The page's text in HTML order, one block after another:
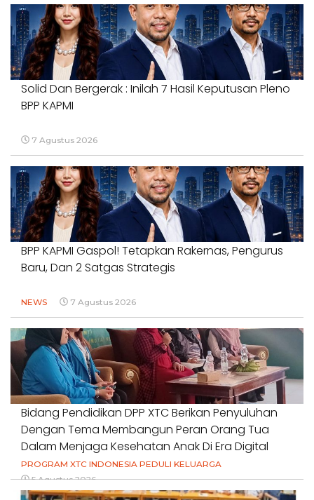
Solid Dan Bergerak : Inilah 7 Hasil Keputusan Pleno
BPP KAPMI
7 Agustus 2026
BPP KAPMI Gaspol! Tetapkan Rakernas, Pengurus
Baru, Dan 2 Satgas Strategis
NEWS 7 Agustus 2026
Bidang Pendidikan DPP XTC Berikan Penyuluhan
Dengan Tema Membangun Peran Orang Tua
Dalam Menjaga Kesehatan Anak Di Era Digital
PROGRAM XTC INDONESIA PEDULI KELUARGA
5 Agustus 2026